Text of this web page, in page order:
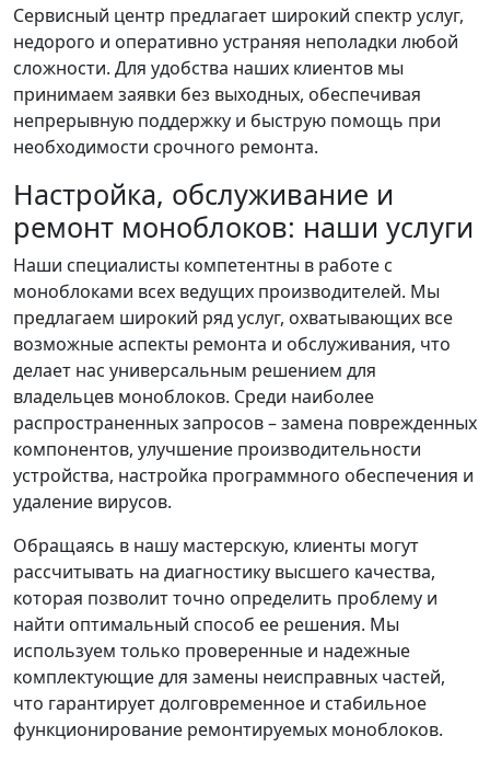
Сервисный центр предлагает широкий спектр услуг,
недорого и оперативно устраняя неполадки любой
сложности. Для удобства наших клиентов мы
принимаем заявки без выходных, обеспечивая
непрерывную поддержку и быструю помощь при
необходимости срочного ремонта.
Настройка, обслуживание и
ремонт моноблоков: наши услуги
Наши специалисты компетентны в работе с
моноблоками всех ведущих производителей. Мы
предлагаем широкий ряд услуг, охватывающих все
возможные аспекты ремонта и обслуживания, что
делает нас универсальным решением для
владельцев моноблоков. Среди наиболее
распространенных запросов – замена поврежденных
компонентов, улучшение производительности
устройства, настройка программного обеспечения и
удаление вирусов.
Обращаясь в нашу мастерскую, клиенты могут
рассчитывать на диагностику высшего качества,
которая позволит точно определить проблему и
найти оптимальный способ ее решения. Мы
используем только проверенные и надежные
комплектующие для замены неисправных частей,
что гарантирует долговременное и стабильное
функционирование ремонтируемых моноблоков.